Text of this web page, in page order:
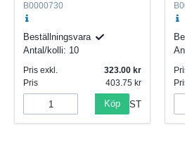
B0000730
Beställningsvara
Antal/kolli: 10
Pris exkl.
323.00
Pris
403.75
Köp ST